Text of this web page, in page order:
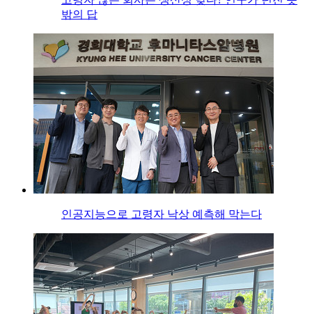
밖의 답
인공지능으로 고령자 낙상 예측해 막는다